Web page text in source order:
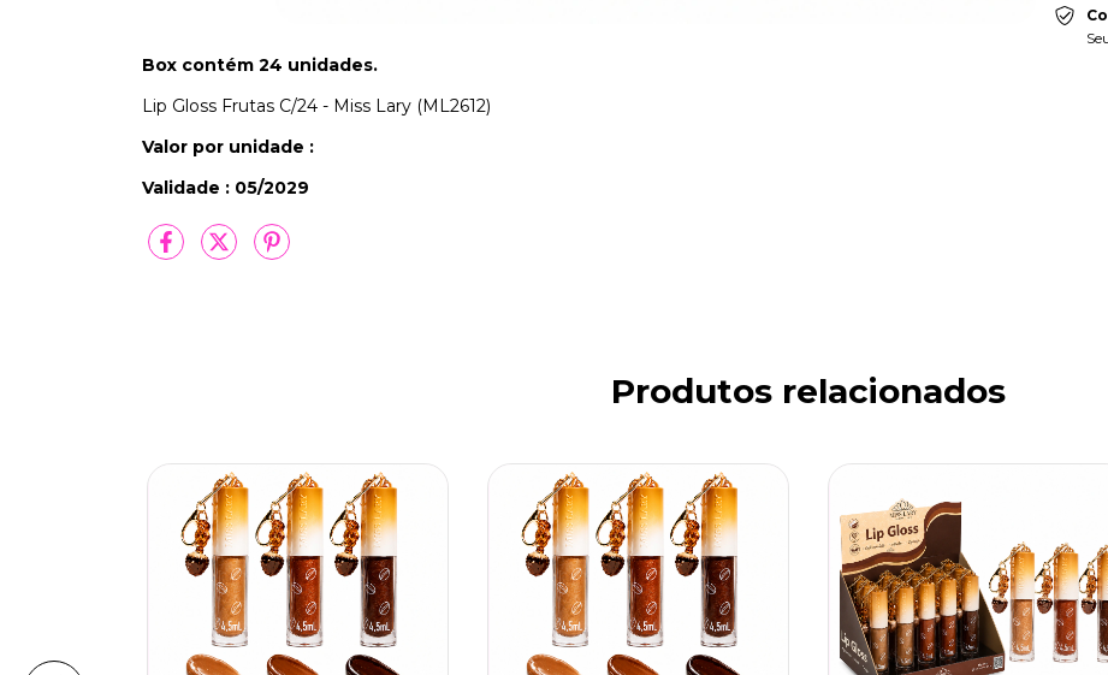
Box contém 24 unidades.
Lip Gloss Frutas C/24 - Miss Lary (ML2612)
Valor por unidade :
Validade : 05/2029
Produtos relacionados